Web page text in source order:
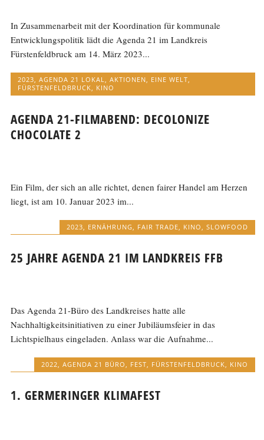
In Zusammenarbeit mit der Koordination für kommunale
Entwicklungspolitik lädt die Agenda 21 im Landkreis
Fürstenfeldbruck am 14. März 2023...
2023,AGENDA 21 LOKAL,AKTIONEN, EINE WELT,
FÜRSTENFELDBRUCK, KINO
AGENDA 21-FILMABEND: DECOLONIZE
CHOCOLATE 2
Ein Film, der sich an alle richtet, denen fairer Handel am Herzen
liegt, ist am 10. Januar 2023 im...
2023 ERNÄHRUNG FAIR TRADE KINO SLOWFOOD
25 JAHRE AGENDA 21 IM LANDKREIS FFB
Das Agenda 21-Büro des Landkreises hatte alle
Nachhaltigkeitsinitiativen zu einer Jubiläumsfeier in das
Lichtspielhaus eingeladen. Anlass war die Aufnahme...
2022, AGENDA 21 BÜRO, FEST, FÜRSTENFELDBRUCK, KINO
1. GERMERINGER KLIMAFEST